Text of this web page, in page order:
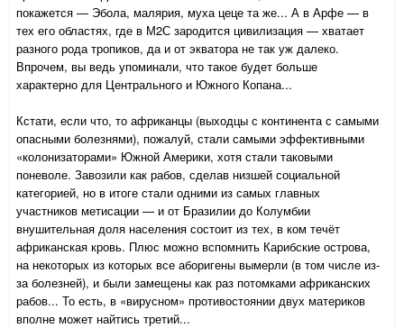
покажется — Эбола, малярия, муха цеце та же... А в Арфе — в
тех его областях, где в М2С зародится цивилизация — хватает
разного рода тропиков, да и от экватора не так уж далеко.
Впрочем, вы ведь упоминали, что такое будет больше
характерно для Центрального и Южного Копана...
Кстати, если что, то африканцы (выходцы с континента с самыми
опасными болезнями), пожалуй, стали самыми эффективными
«колонизаторами» Южной Америки, хотя стали таковыми
поневоле. Завозили как рабов, сделав низшей социальной
категорией, но в итоге стали одними из самых главных
участников метисации — и от Бразилии до Колумбии
внушительная доля населения состоит из тех, в ком течёт
африканская кровь. Плюс можно вспомнить Карибские острова,
на некоторых из которых все аборигены вымерли (в том числе из-
за болезней), и были замещены как раз потомками африканских
рабов... То есть, в «вирусном» противостоянии двух материков
вполне может найтись третий...